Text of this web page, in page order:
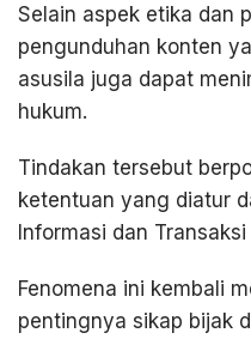
Selain aspek etika dan
pengunduhan konten
asusila juga dapat
hukum.
Tindakan tersebut
ketentuan yang diatur
Informasi dan Transaksi
Fenomena ini kembali
pentingnya sikap bijak